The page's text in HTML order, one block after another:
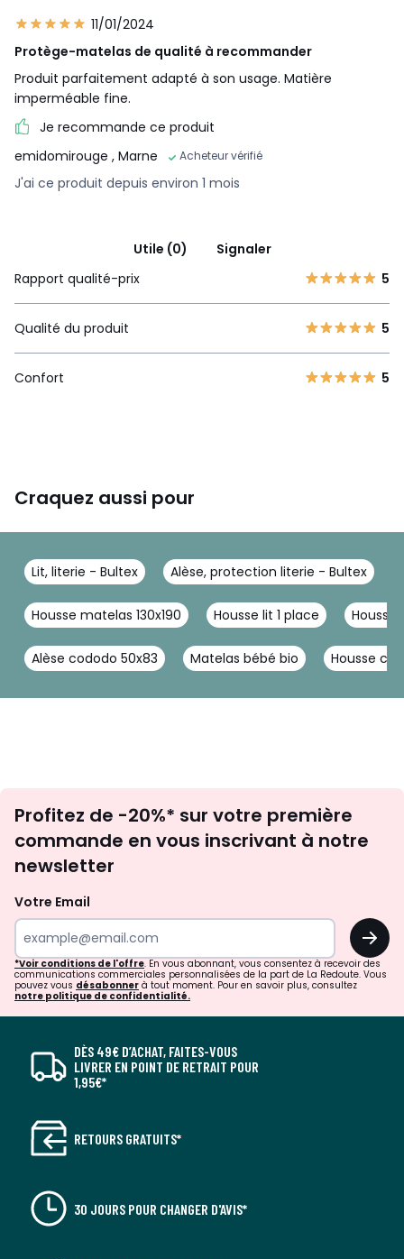
11/01/2024
Protège-matelas de qualité à recommander
Produit parfaitement adapté à son usage. Matière
imperméable fine.
Je recommande ce produit
emidomirouge , Marne Acheteur vérifié
J'ai ce produit depuis environ 1 mois
Utile (0)
Signaler
Rapport qualité-prix
5
Qualité du produit 5
Confort 5
Craquez aussi pour
Lit, literie - Bultex Alèse, protection literie - Bultex
Housse matelas 130x190 Housse lit 1 place Housse
Alèse cododo 50x83 Matelas bébé bio Housse
newsletter
Profitez de -20%* sur votre première
commande en vous inscrivant à notre
newsletter
Votre Email
OK
*Voir conditions de l'offre. En vous abonnant, vous consentez à recevoir des
communications commerciales personnalisées de la part de La Redoute. Vous
pouvez vous désabonner à tout moment. Pour en savoir plus, consultez
notre politique de confidentialité.
DÈS 49€ D’ACHAT, FAITES-VOUS
LIVRER EN POINT DE RETRAIT POUR
1,95€*
RETOURS GRATUITS*
30 JOURS POUR CHANGER D'AVIS*